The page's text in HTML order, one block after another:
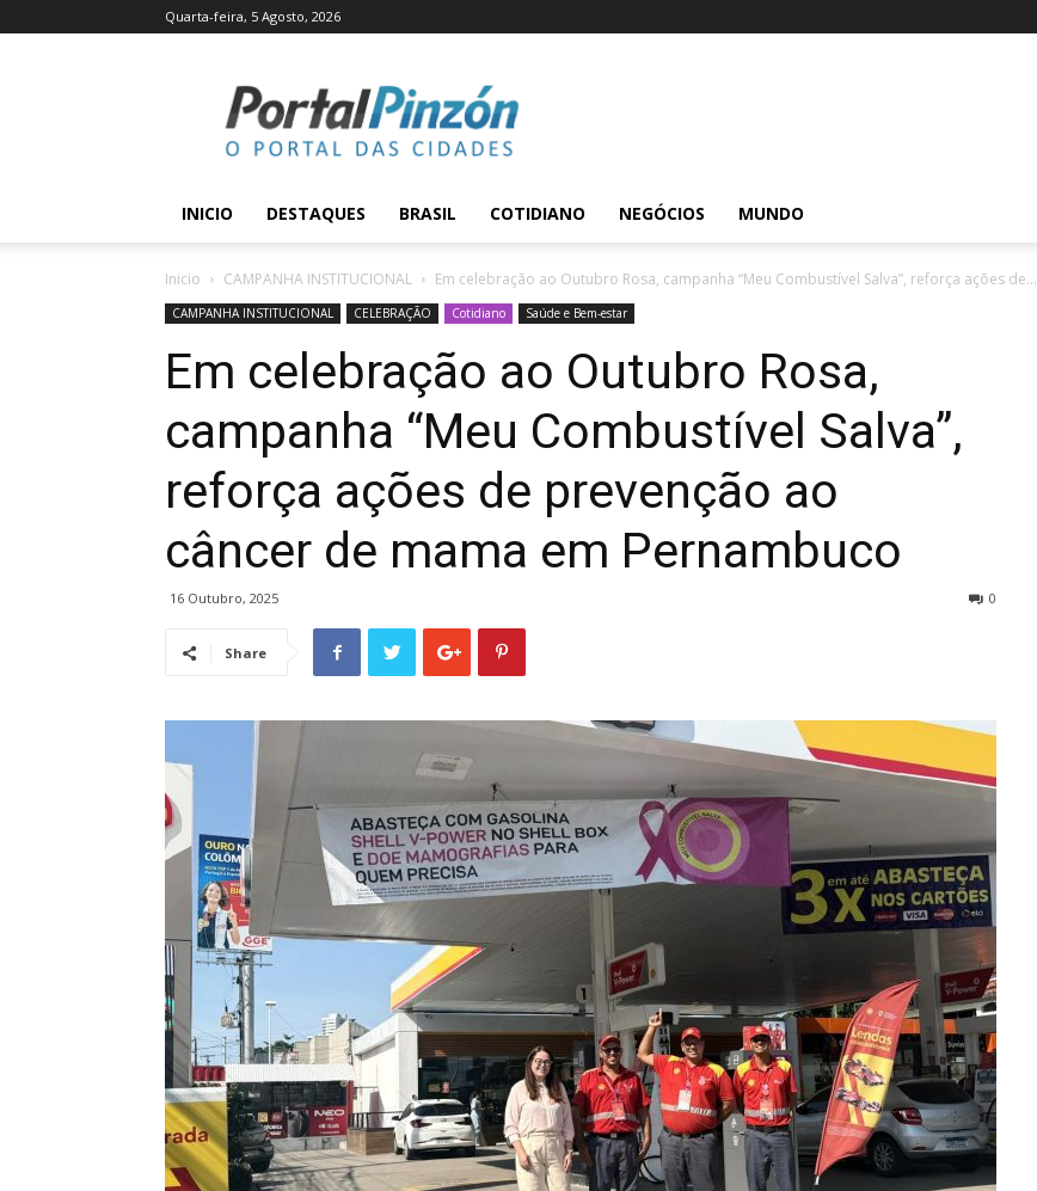
Quarta-feira, 5 Agosto, 2026
Pinzón
INICIO DESTAQUES BRASIL COTIDIANO NEGÓCIOS MUNDO
Inicio CAMPANHA INSTITUCIONAL Em celebração ao Outubro Rosa, campanha “Meu Combustível Salva”, reforça ações de...
CAMPANHA INSTITUCIONAL CELEBRAÇÃO Cotidiano Saúde e Bem-estar
Em celebração ao Outubro Rosa,
campanha “Meu Combustível Salva”,
reforça ações de prevenção ao
câncer de mama em Pernambuco
16 Outubro, 2025 0
Share